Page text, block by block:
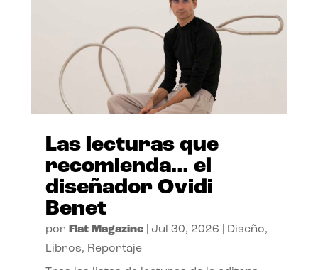
Las lecturas que
recomienda… el
diseñador Ovidi
Benet
por Flat Magazine| Jul 30, 2026 Diseño,
Libros, Reportaje